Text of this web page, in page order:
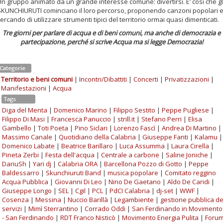
cominciano il loro percorso, proponendo canzoni popolari e
di utilizzare strumenti tipici del territorio ormai quasi dimenticati.
Tre giorni per parlare di acqua e di beni comuni, ma anche di democrazia e
partecipazione, perché si scrive Acqua ma si legge Democrazia!
Categorie
Territorio e beni comuni | Incontri/Dibattiti | Concerti | Privatizzazioni |
Manifestazioni | Acqua
Tags
Diga del Menta | Domenico Marino | Filippo Sestito | Peppe Pugliese |
Filippo Di Masi | Francesca Panuccio | strill.it | Stefano Perri | Elisa
Gambello | Toti Poeta | Pino Siclari | Lorenzo Fascì | Andrea Di Martino |
Massimo Canale | Quotidiano della Calabria | Giuseppe Fanti | Kalamu |
Domenico Labate | Beatrice Barillaro | Luca Assumma | Laura Cirella |
Pineta Zerbi | Festa dell'acqua | Centrale a carbone | Saline Joniche |
DariuSh | Yari dj | Calabria ORA | Barcellona Pozzo di Gotto | Peppe
Baldessarro | Skunchiuruti Band | musica popolare | Comitato reggino
Acqua Pubblica | Giovanni Di Leo | Nino De Gaetano | Aldo De Caridi |
Giuseppe Longo | SEL | Cgil | PCL | PdCI Calabria | dj-set | WWF |
Cosenza | Messina | Nuccio Barillà | Legambiente | gestione pubblica
servizi | Mimì Sterrantino | Corrado Oddi | San Ferdinando in Movimento
- San Ferdinando | RDT Franco Nisticò | Movimento Energia Pulita | Forum